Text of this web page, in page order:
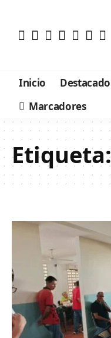
Inicio Destacado
Marcadores
Etiqueta: